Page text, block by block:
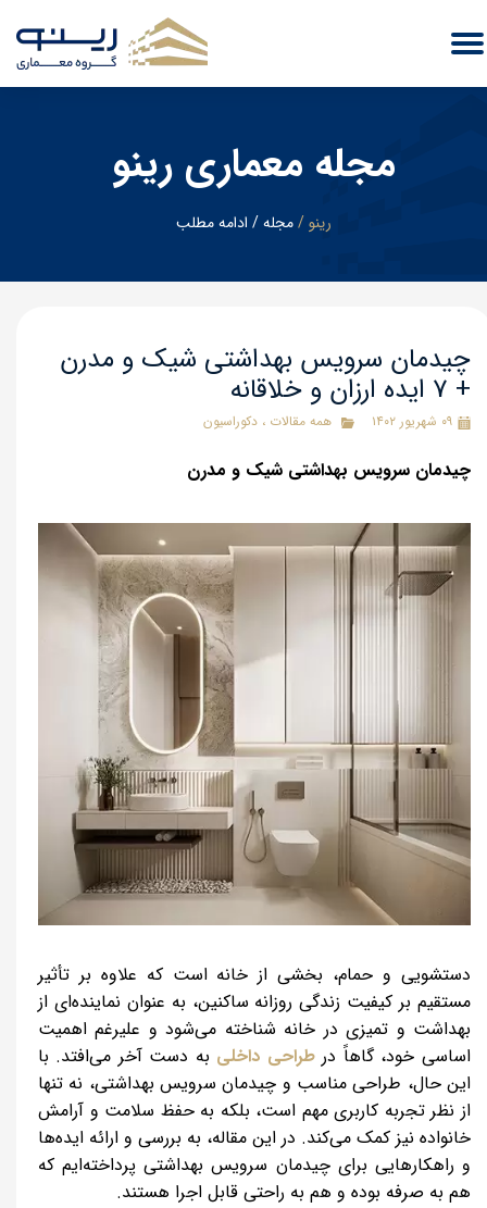
مجله معماری رینو
رینو/ ​مجله/ادامه مطلب
چیدمان سرویس بهداشتی شیک و مدرن
+ 7 ایده ارزان و خلاقانه
۰۹ شهریور ۱۴۰۲ همه مقالات ، دکوراسیون
چیدمان سرویس بهداشتی شیک و مدرن
دستشویی و حمام، بخشی از خانه است که علاوه بر تأثیر
مستقیم بر کیفیت زندگی روزانه ساکنین، به عنوان نماینده‌ای از
بهداشت و تمیزی در خانه شناخته می‌شود و علیرغم اهمیت
اساسی خود، گاهاً در طراحی داخلی به دست آخر می‌افتد. با
این حال، طراحی مناسب و چیدمان سرویس بهداشتی، نه تنها
از نظر تجربه کاربری مهم است، بلکه به حفظ سلامت و آرامش
خانواده نیز کمک می‌کند. در این مقاله، به بررسی و ارائه ایده‌ها
و راهکارهایی برای چیدمان سرویس بهداشتی پرداخته‌ایم که
هم به صرفه بوده و هم به راحتی قابل اجرا هستند.